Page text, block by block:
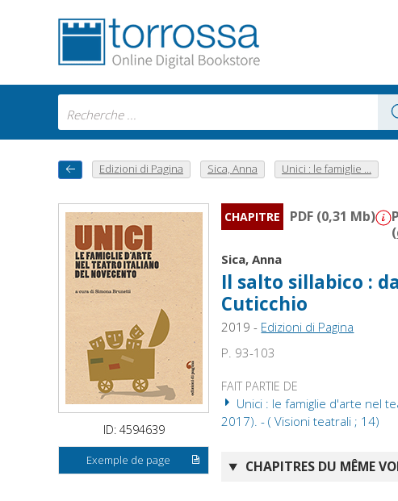
Edizioni di Pagina Sica, Anna Unici : le famiglie ...
ID: 4594639
Exemple de page
CHAPITRE PDF (0,31 Mb)
(
Sica, Anna
Il salto sillabico :
Cuticchio
2019 - Edizioni di Pagina
P. 93-103
FAIT PARTIE DE
Unici : le famiglie d'arte nel
2017). - ( Visioni teatrali ; 14)
CHAPITRES DU MÊME